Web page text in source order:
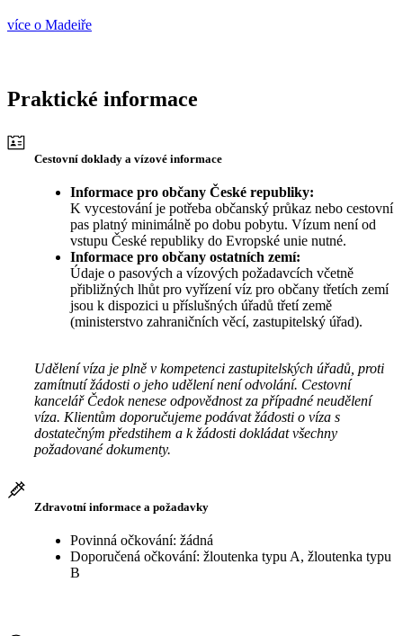
více o Madeiře
Praktické informace
Cestovní doklady a vízové informace
Informace pro občany České republiky:
K vycestování je potřeba občanský průkaz nebo cestovní
pas platný minimálně po dobu pobytu. Vízum není od
vstupu České republiky do Evropské unie nutné.
Informace pro občany ostatních zemí:
Údaje o pasových a vízových požadavcích včetně
přibližných lhůt pro vyřízení víz pro občany třetích zemí
jsou k dispozici u příslušných úřadů třetí země
(ministerstvo zahraničních věcí, zastupitelský úřad).
Udělení víza je plně v kompetenci zastupitelských úřadů, proti
zamítnutí žádosti o jeho udělení není odvolání. Cestovní
kancelář Čedok nenese odpovědnost za případné neudělení
víza. Klientům doporučujeme podávat žádosti o víza s
dostatečným předstihem a k žádosti dokládat všechny
požadované dokumenty.
Zdravotní informace a požadavky
Povinná očkování: žádná
Doporučená očkování: žloutenka typu A, žloutenka typu
B